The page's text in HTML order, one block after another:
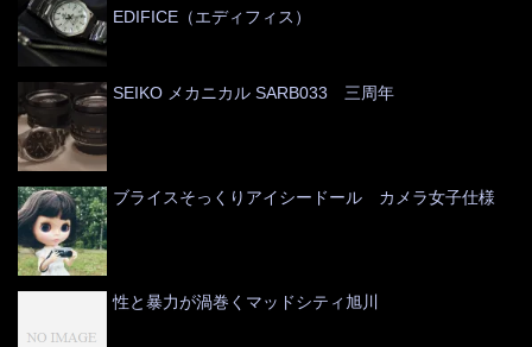
EDIFICE（エディフィス）
SEIKO メカニカル SARB033 三周年
ブライスそっくりアイシードール カメラ女子仕様
性と暴力が渦巻くマッドシティ旭川